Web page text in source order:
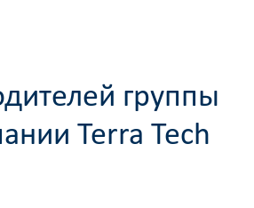
группы
Terra Tech